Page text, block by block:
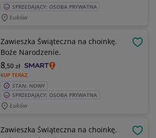
SPRZEDAJĄCY: OSOBA PRYWATNA
Łuków
Zawieszka Świąteczna na choinkę.
Boże Narodzenie.
KUP TERAZ
8,50zł
STAN: NOWY
SPRZEDAJĄCY: OSOBA PRYWATNA
Łuków
Zawieszka Świąteczna na choinkę.